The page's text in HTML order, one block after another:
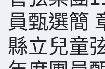
員甄選簡
縣立兒童